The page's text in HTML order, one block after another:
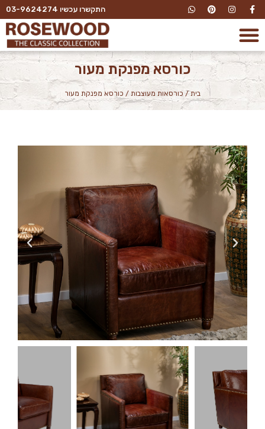
התקשרו עכשיו 03-9624274
כורסא מפנקת מעור
בית/ כורסאות מעוצבות / כורסא מפנקת מעור